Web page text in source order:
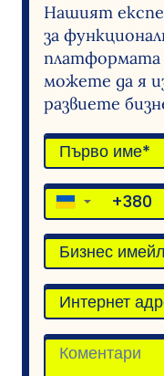
Нашият
за
платформата
можете да я
развиете
▼